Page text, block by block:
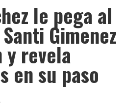
le pega al
Gimenez
y revela
en su paso